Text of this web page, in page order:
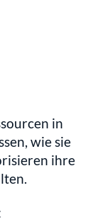
in
wie sie
ihre